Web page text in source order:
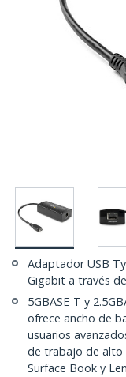
Adaptador USB
Gigabit a través
5GBASE-T y
ofrece ancho de
usuarios
de trabajo de alto
Surface Book y